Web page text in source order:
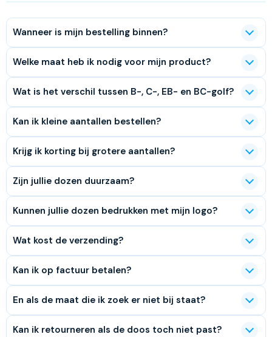
Wanneer is mijn bestelling binnen?
Welke maat heb ik nodig voor mijn product?
Wat is het verschil tussen B-, C-, EB- en BC-golf?
Kan ik kleine aantallen bestellen?
Krijg ik korting bij grotere aantallen?
Zijn jullie dozen duurzaam?
Kunnen jullie dozen bedrukken met mijn logo?
Wat kost de verzending?
Kan ik op factuur betalen?
En als de maat die ik zoek er niet bij staat?
Kan ik retourneren als de doos toch niet past?